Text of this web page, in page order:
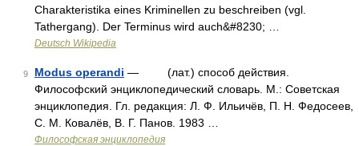
Charakteristika eines Kriminellen zu beschreiben (vgl.
Tathergang). Der Terminus wird auch&#8230; …
Deutsch Wikipedia
9 Modus operandi — (лат.) способ действия.
Философский энциклопедический словарь. М.: Советская
энциклопедия. Гл. редакция: Л. Ф. Ильичёв, П. Н. Федосеев,
С. М. Ковалёв, В. Г. Панов. 1983 …
Философская энциклопедия